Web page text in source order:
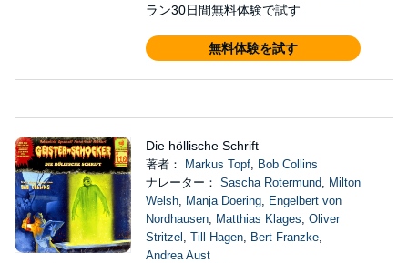
ラン30日間無料体験で試す
無料体験を試す
Die höllische Schrift
著者： Markus Topf, Bob Collins
ナレーター： Sascha Rotermund, Milton
Welsh, Manja Doering, Engelbert von
Nordhausen, Matthias Klages, Oliver
Stritzel , Till Hagen, Bert Franzke,
Andrea Aust